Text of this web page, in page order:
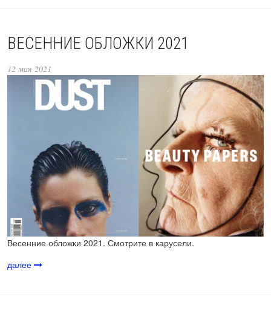
ВЕСЕННИЕ ОБЛОЖКИ 2021
12 мая 2021
Весенние обложки 2021. Смотрите в карусели.
далее